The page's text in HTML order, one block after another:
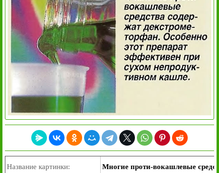
Название картинки: Многие проти-вокашлевые